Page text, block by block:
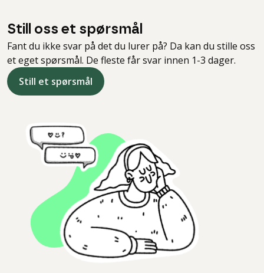
Still oss et spørsmål
Fant du ikke svar på det du lurer på? Da kan du stille oss
et eget spørsmål. De fleste får svar innen 1-3 dager.
Still et spørsmål